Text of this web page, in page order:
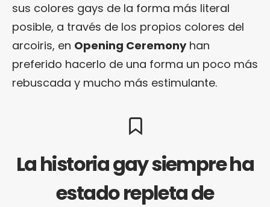
sus colores gays de la forma más literal
posible, a través de los propios colores del
arcoiris, en Opening Ceremonyhan
preferido hacerlo de una forma un poco más
rebuscada y mucho más estimulante.
La historia gay siempre ha
estado repleta de